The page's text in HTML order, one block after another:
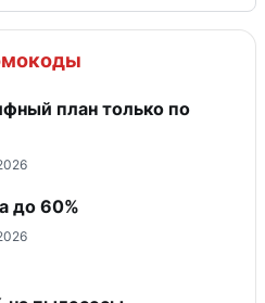
план только по
до 60%